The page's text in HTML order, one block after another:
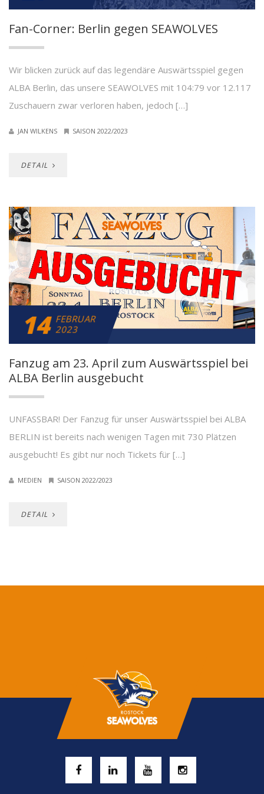
Fan-Corner: Berlin gegen SEAWOLVES
Wir blicken zurück auf das legendäre Auswärtsspiel gegen
ALBA Berlin, das unsere SEAWOLVES mit 104:79 vor 12.117
Zuschauern zwar verloren haben, jedoch […]
JAN WILKENS SAISON 2022/2023
DETAIL
14 FEBRUAR
2023
Fanzug am 23. April zum Auswärtsspiel bei
ALBA Berlin ausgebucht
UNFASSBAR! Der Fanzug für unser Auswärtsspiel bei ALBA
BERLIN ist bereits nach wenigen Tagen mit 730 Plätzen
ausgebucht! Es gibt nur noch Tickets für […]
MEDIEN SAISON 2022/2023
DETAIL